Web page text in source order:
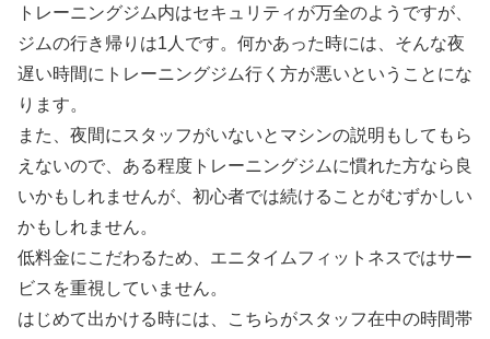
トレーニングジム内はセキュリティが万全のようですが、
ジムの行き帰りは1人です。何かあった時には、そんな夜
遅い時間にトレーニングジム行く方が悪いということにな
ります。
また、夜間にスタッフがいないとマシンの説明もしてもら
えないので、ある程度トレーニングジムに慣れた方なら良
いかもしれませんが、初心者では続けることがむずかしい
かもしれません。
低料金にこだわるため、エニタイムフィットネスではサー
ビスを重視していません。
はじめて出かける時には、こちらがスタッフ在中の時間帯